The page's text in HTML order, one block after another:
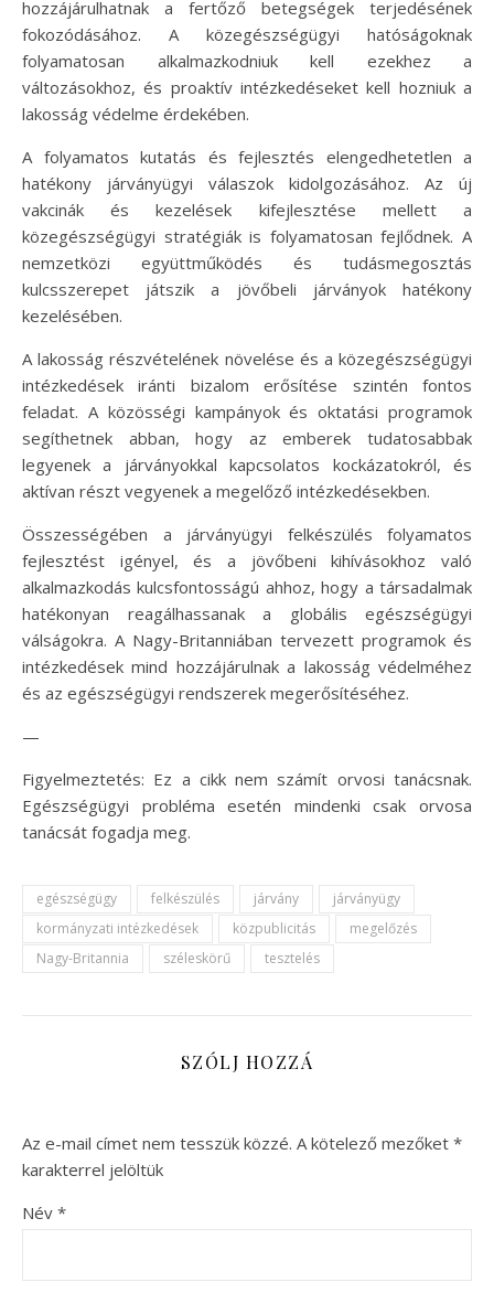
hozzájárulhatnak a fertőző betegségek terjedésének
fokozódásához. A közegészségügyi hatóságoknak
folyamatosan alkalmazkodniuk kell ezekhez a
változásokhoz, és proaktív intézkedéseket kell hozniuk a
lakosság védelme érdekében.
A folyamatos kutatás és fejlesztés elengedhetetlen a
hatékony járványügyi válaszok kidolgozásához. Az új
vakcinák és kezelések kifejlesztése mellett a
közegészségügyi stratégiák is folyamatosan fejlődnek. A
nemzetközi együttműködés és tudásmegosztás
kulcsszerepet játszik a jövőbeli járványok hatékony
kezelésében.
A lakosság részvételének növelése és a közegészségügyi
intézkedések iránti bizalom erősítése szintén fontos
feladat. A közösségi kampányok és oktatási programok
segíthetnek abban, hogy az emberek tudatosabbak
legyenek a járványokkal kapcsolatos kockázatokról, és
aktívan részt vegyenek a megelőző intézkedésekben.
Összességében a járványügyi felkészülés folyamatos
fejlesztést igényel, és a jövőbeni kihívásokhoz való
alkalmazkodás kulcsfontosságú ahhoz, hogy a társadalmak
hatékonyan reagálhassanak a globális egészségügyi
válságokra. A Nagy-Britanniában tervezett programok és
intézkedések mind hozzájárulnak a lakosság védelméhez
és az egészségügyi rendszerek megerősítéséhez.
—
Figyelmeztetés: Ez a cikk nem számít orvosi tanácsnak.
Egészségügyi probléma esetén mindenki csak orvosa
tanácsát fogadja meg.
egészségügy felkészülés járvány
járványügy
kormányzati intézkedések
közpublicitás
megelőzés
Nagy-Britannia
széleskörű tesztelés
SZÓLJ HOZZÁ
Az e-mail címet nem tesszük közzé. A kötelező mezőket *
karakterrel jelöltük
Név *